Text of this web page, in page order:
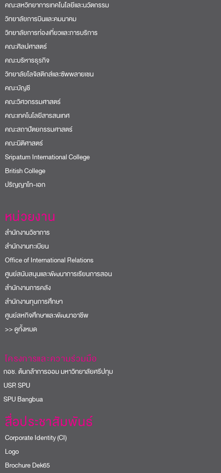
คณะสหวิทยาการเทคโนโลยีและนวัตกรรม
วิทยาลัยการบินและคมนาคม
วิทยาลัยการท่องเที่ยวและการบริการ
คณะศิลปศาสตร์
คณะบริหารธุรกิจ
วิทยาลัยโลจิสติกส์และซัพพลายเชน
คณะบัญชี
คณะวิศวกรรมศาสตร์
คณะเทคโนโลยีสารสนเทศ
คณะสถาปัตยกรรมศาสตร์
คณะนิติศาสตร์
Sripatum International College
British College
ปริญญาโท-เอก
หน่วยงาน
สำนักงานวิชาการ
สำนักงานทะเบียน
Office of International Relations
ศูนย์สนับสนุนและพัฒนาการเรียนการสอน
สำนักงานการคลัง
สำนักงานทุนการศึกษา
ศูนย์สหกิจศึกษาและพัฒนาอาชีพ
>> ดูทั้งหมด
โครงการและความร่วมมือ
ช. ต้นกล้าการออม มหาวิทยาลัยศรีปทุม
SPU
Bangbua
สื่อประชาสัมพันธ์
Corporate Identity (CI)
Logo
Brochure Dek65